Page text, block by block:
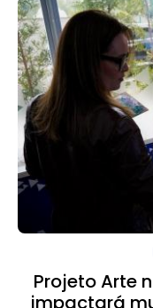
Projeto Arte
impactará